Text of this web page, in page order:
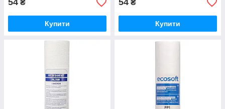
54 ₴
Купити
54 ₴
Купити